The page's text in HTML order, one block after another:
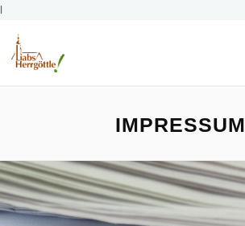
l
IMPRESSUM